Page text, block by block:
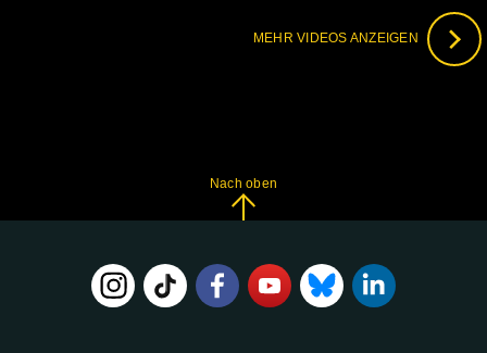
MEHR VIDEOS ANZEIGEN
Nach oben